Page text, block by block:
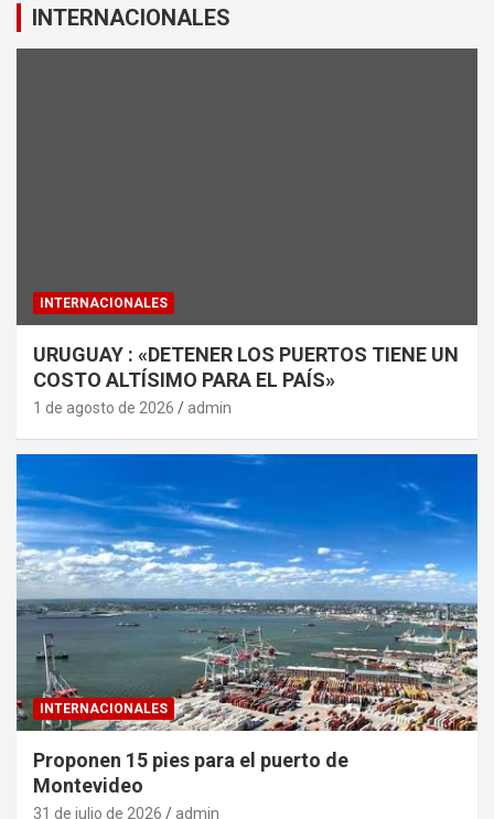
INTERNACIONALES
INTERNACIONALES
URUGUAY : «DETENER LOS PUERTOS TIENE UN
COSTO ALTÍSIMO PARA EL PAÍS»
1 de agosto de 2026 admin
INTERNACIONALES
Proponen 15 pies para el puerto de
Montevideo
31 de julio de 2026 admin